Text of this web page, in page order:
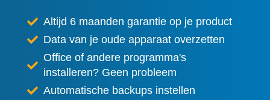
Altijd 6 maanden garantie op je product
Data van je oude apparaat overzetten
Office of andere programma's
installeren? Geen probleem
Automatische backups instellen